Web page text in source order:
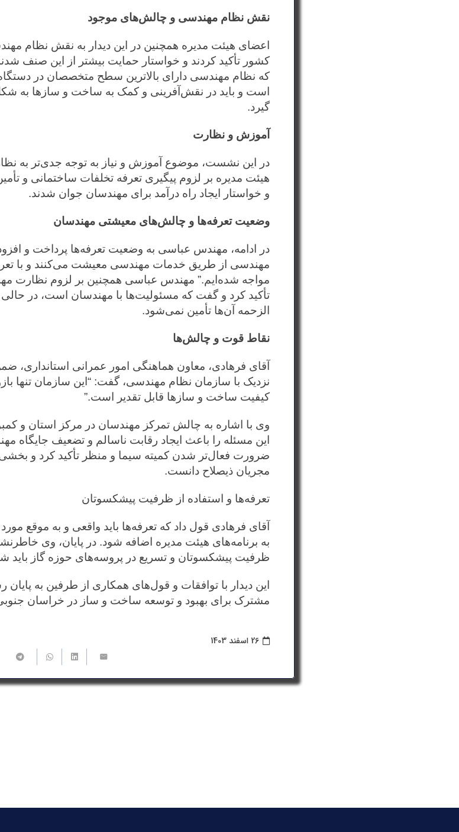
نقش نظام مهندسی و چالش‌های موجود
اعضای هیئت مدیره همچنین در این دیدار به نقش نظام
کشور تأکید کردند و خواستار حمایت بیشتر از این صنف
که نظام مهندسی دارای بالاترین سطح متخصصان در
است و باید در نقش‌آفرینی و کمک به ساخت و سازها به
گیرد.
آموزش و نظارت
در این نشست، موضوع آموزش و نیاز به توجه جدی‌تر به
هیئت مدیره بر لزوم پیگیری تعرفه تخلفات ساختمانی و
و خواستار ایجاد راه درآمد برای مهندسان جوان شدند.
وضعیت تعرفه‌ها و چالش‌های معیشتی مهندسان
مهندسی از طریق خدمات مهندسی معیشت می‌کنند و با
مواجه شده‌ایم.” مهندس عباسی همچنین بر لزوم نظارت
تأکید کرد و گفت که مسئولیت‌ها با مهندسان است، در
الزحمه آن‌ها تأمین نمی‌شود.
نقاط قوت و چالش‌ها
آقای فرهادی، معاون هماهنگی امور عمرانی استانداری،
نزدیک با سازمان نظام مهندسی، گفت: “این سازمان تنها
کیفیت ساخت و سازها قابل تقدیر است.”
وی با اشاره به چالش تمرکز مهندسان در مرکز استان و
این مسئله را باعث ایجاد رقابت ناسالم و تضعیف جایگاه
ضرورت فعال‌تر شدن کمیته سیما و منظر تأکید کرد و
مجریان ذیصلاح دانست.
تعرفه‌ها و استفاده از ظرفیت پیشکسوتان
به برنامه‌های هیئت مدیره اضافه شود. در پایان، وی
ظرفیت پیشکسوتان و تسریع در پروسه‌های حوزه گاز باید
این دیدار با توافقات و قول‌های همکاری از طرفین به
مشترک برای بهبود و توسعه ساخت و ساز در خراسان
26 اسفند 1403